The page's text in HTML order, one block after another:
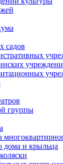
садов
группы
дома и крыльца